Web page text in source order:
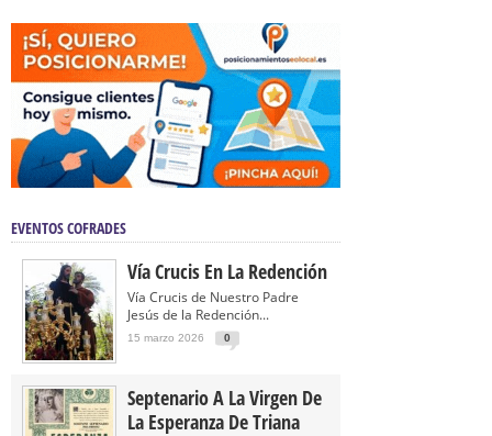
EVENTOS COFRADES
Vía Crucis En La Redención
Vía Crucis de Nuestro Padre
Jesús de la Redención...
15 marzo 2026 0
Septenario A La Virgen De
La Esperanza De Triana